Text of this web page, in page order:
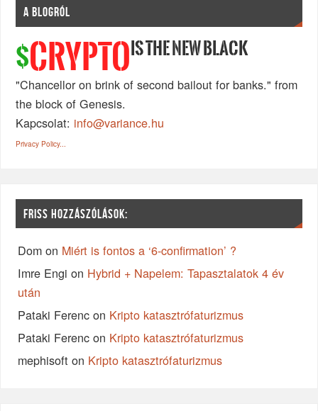
A BLOGRÓL
$CRYPTO IS THE NEW BLACK
"Chancellor on brink of second bailout for banks." from
the block of Genesis.
Kapcsolat: info@variance.hu
Privacy Policy...
FRISS HOZZÁSZÓLÁSOK:
Dom on Miért is fontos a ‘6-confirmation’ ?
Imre Engi on Hybrid + Napelem: Tapasztalatok 4 év
után
Pataki Ferenc on Kripto katasztrófaturizmus
Pataki Ferenc on Kripto katasztrófaturizmus
mephisoft on Kripto katasztrófaturizmus